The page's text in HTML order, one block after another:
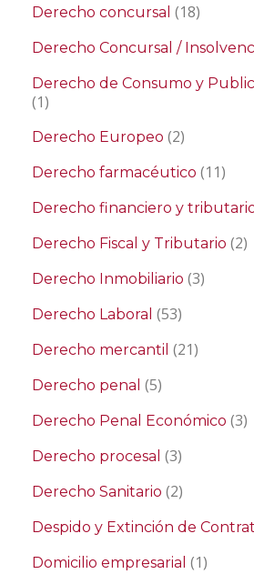
Derecho concursal (18)
Derecho Concursal /
Derecho de Consumo y
(1)
Derecho Europeo (2)
Derecho farmacéutico (11)
Derecho financiero y
Derecho Fiscal y Tributario (2)
Derecho Inmobiliario (3)
Derecho Laboral (53)
Derecho mercantil (21)
Derecho penal (5)
Derecho Penal Económico (3)
Derecho procesal (3)
Derecho Sanitario (2)
Despido y Extinción de
Domicilio empresarial (1)